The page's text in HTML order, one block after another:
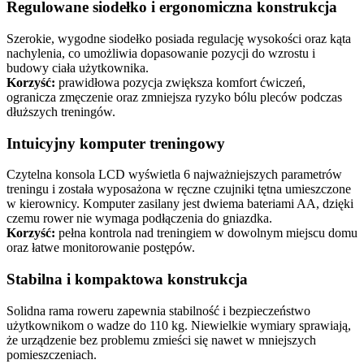
Regulowane siodełko i ergonomiczna konstrukcja
Szerokie, wygodne siodełko posiada regulację wysokości oraz kąta
nachylenia, co umożliwia dopasowanie pozycji do wzrostu i
budowy ciała użytkownika.
Korzyść: prawidłowa pozycja zwiększa komfort ćwiczeń,
ogranicza zmęczenie oraz zmniejsza ryzyko bólu pleców podczas
dłuższych treningów.
Intuicyjny komputer treningowy
Czytelna konsola LCD wyświetla 6 najważniejszych parametrów
treningu i została wyposażona w ręczne czujniki tętna umieszczone
w kierownicy. Komputer zasilany jest dwiema bateriami AA, dzięki
czemu rower nie wymaga podłączenia do gniazdka.
Korzyść: pełna kontrola nad treningiem w dowolnym miejscu domu
oraz łatwe monitorowanie postępów.
Stabilna i kompaktowa konstrukcja
Solidna rama roweru zapewnia stabilność i bezpieczeństwo
użytkownikom o wadze do 110 kg. Niewielkie wymiary sprawiają,
że urządzenie bez problemu zmieści się nawet w mniejszych
pomieszczeniach.